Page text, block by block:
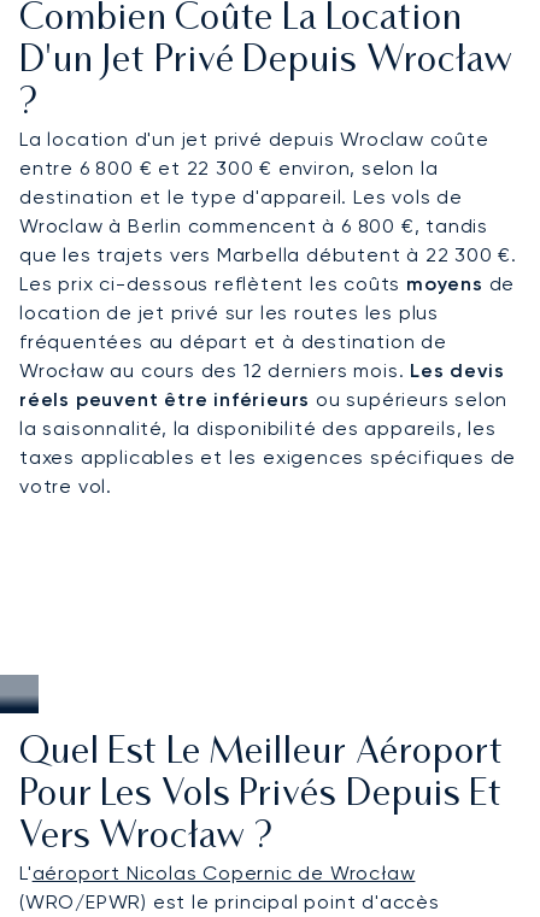
arriverez reposé et parfaitement préparé pour
votre conférence au Centre des Congrès de
Wroclaw.
Notre engagement envers l'excellence
opérationnelle est attesté par la confiance à long
terme de nos clients ; nos 100 plus grands clients,
y compris les départements de vol d'entreprise,
voyagent avec nous depuis plus de sept ans en
moyenne. Ce dévouement garantit que votre
voyage d'affaires en Pologne est géré avec un
professionnalisme exceptionnel, vous offrant une
tranquillité d'esprit totale pour chaque voyage à
fort enjeu.
Combien Coûte La Location
D'un Jet Privé Depuis Wrocław
?
La location d'un jet privé depuis Wroclaw coûte
entre 6 800 € et 22 300 € environ, selon la
destination et le type d'appareil. Les vols de
Wroclaw à Berlin commencent à 6 800 €, tandis
que les trajets vers Marbella débutent à 22 300 €.
Les prix ci-dessous reflètent les coûts moyens de
location de jet privé sur les routes les plus
fréquentées au départ et à destination de
Wrocław au cours des 12 derniers mois. Les devis
réels peuvent être inférieurs ou supérieurs selon
la saisonnalité, la disponibilité des appareils, les
taxes applicables et les exigences spécifiques de
votre vol.
Quel Est Le Meilleur Aéroport
Pour Les Vols Privés Depuis Et
Vers Wrocław ?
L'aéroport Nicolas Copernic de Wrocław
(WRO/EPWR) est le principal point d'accès